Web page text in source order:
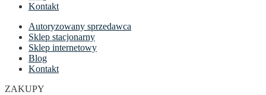
Kontakt
Autoryzowany sprzedawca
Sklep stacjonarny
Sklep internetowy
Blog
Kontakt
ZAKUPY